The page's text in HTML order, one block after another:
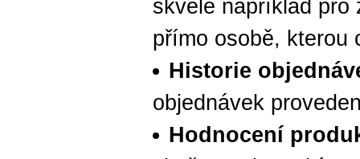
skvělé například pro
přímo osobě, kterou
Historie
objednávek
Hodnocení